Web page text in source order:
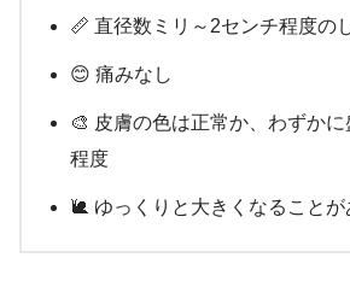
📏 直径数ミリ～2センチ程度の
😊 痛みなし
🎨 皮膚の色は正常か、わずか
程度
🐌 ゆっくりと大きくなることが